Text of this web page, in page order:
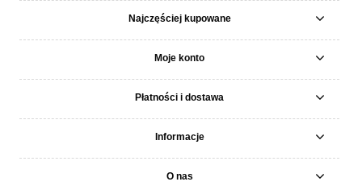
Najczęściej kupowane
Moje konto
Płatności i dostawa
Informacje
O nas